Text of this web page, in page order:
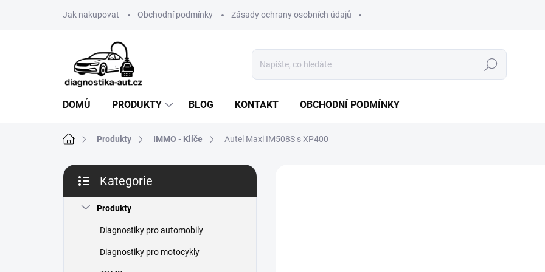
Jak nakupovat Obchodní podmínky Zásady ochrany osobních údajů
Hledat
DOMŮ PRODUKTY BLOG KONTAKT OBCHODNÍ PODMÍNKY
Domů Produkty IMMO - Klíče Autel Maxi IM508S s XP400
P
s
kategorie
Kategorie
Produkty
Diagnostiky pro automobily
Diagnostiky pro motocykly